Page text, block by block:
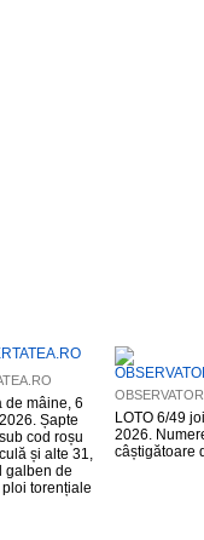
de mâine, 6
Șapte
cod roșu
și alte 31,
galben de
torențiale
LOTO 6/49
2026.
câștigătoare